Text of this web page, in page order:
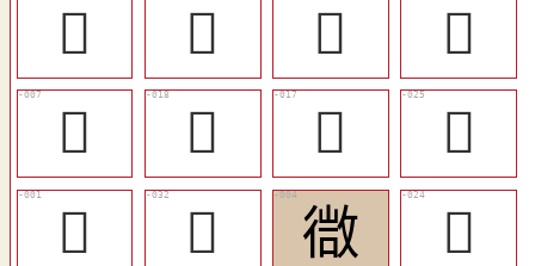
󱺍
󱺐 󱺤
󱺝
󱺈
󱺓 󱺒
󱺚
𢕧
󱺡 㣲
󱺙